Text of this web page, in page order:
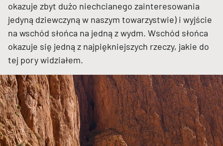
okazuje zbyt dużo niechcianego zainteresowania
jedyną dziewczyną w naszym towarzystwie) i wyjście
na wschód słońca na jedną z wydm. Wschód słońca
okazuje się jedną z najpiękniejszych rzeczy, jakie do
tej pory widziałem.